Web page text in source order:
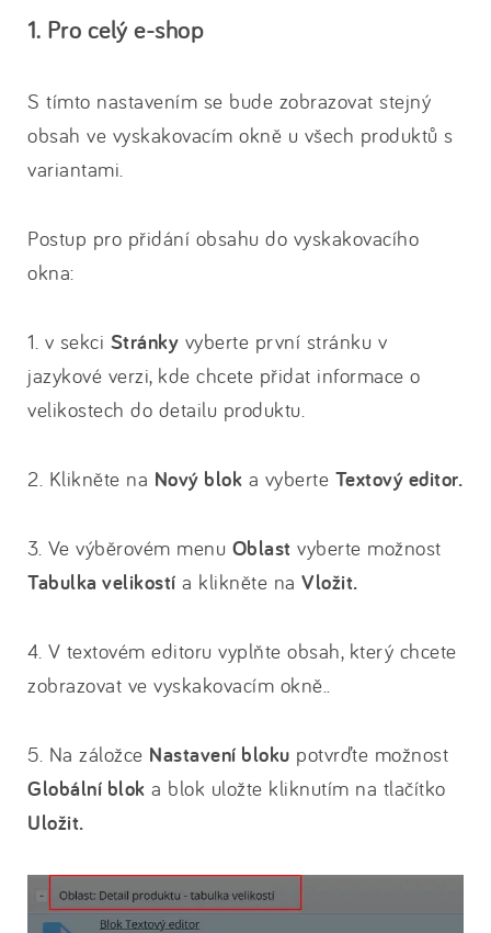
1. Pro celý e-shop
S tímto nastavením se bude zobrazovat stejný
obsah ve vyskakovacím okně u všech produktů s
variantami.
Postup pro přidání obsahu do vyskakovacího
okna:
1. v sekci Stránky vyberte první stránku v
jazykové verzi, kde chcete přidat informace o
velikostech do detailu produktu.
2. Klikněte na Nový blok a vyberte Textový editor.
3. Ve výběrovém menu Oblast vyberte možnost
Tabulka velikostí a klikněte na Vložit.
4. V textovém editoru vyplňte obsah, který chcete
zobrazovat ve vyskakovacím okně..
5. Na záložce Nastavení bloku potvrďte možnost
Globální blok a blok uložte kliknutím na tlačítko
Uložit.